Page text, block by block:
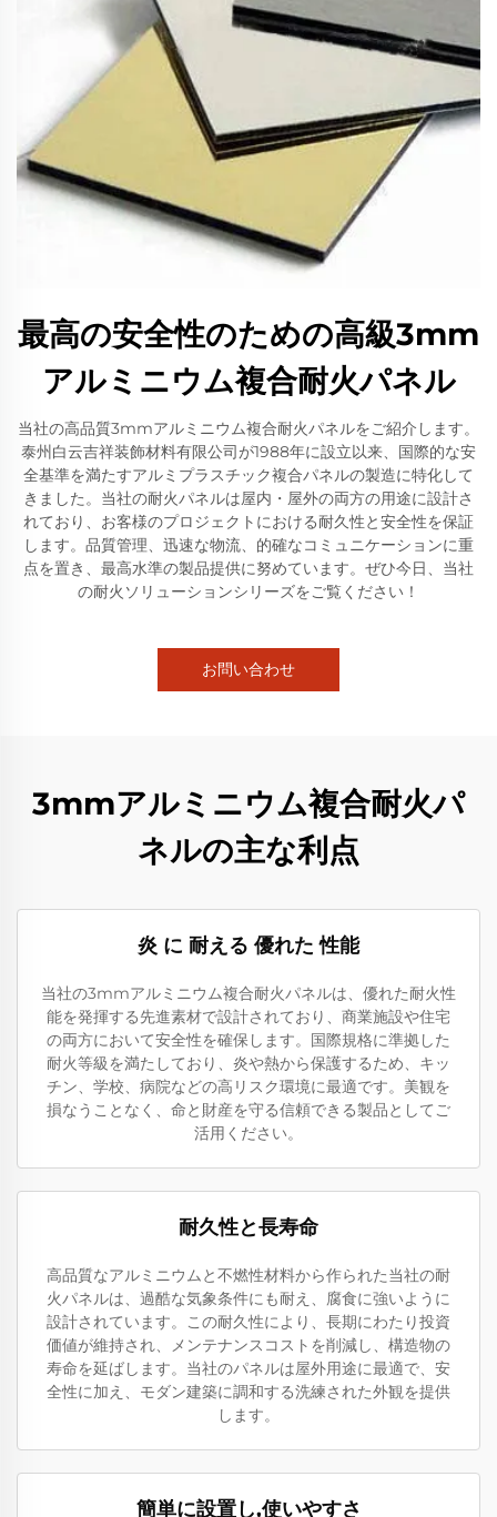
最高の安全性のための高級3mm
アルミニウム複合耐火パネル
当社の高品質3mmアルミニウム複合耐火パネルをご紹介します。
泰州白云吉祥装飾材料有限公司が1988年に設立以来、国際的な安
全基準を満たすアルミプラスチック複合パネルの製造に特化して
きました。当社の耐火パネルは屋内・屋外の両方の用途に設計さ
れており、お客様のプロジェクトにおける耐久性と安全性を保証
します。品質管理、迅速な物流、的確なコミュニケーションに重
点を置き、最高水準の製品提供に努めています。ぜひ今日、当社
の耐火ソリューションシリーズをご覧ください！
お問い合わせ
3mmアルミニウム複合耐火パ
ネルの主な利点
炎 に 耐える 優れた 性能
当社の3mmアルミニウム複合耐火パネルは、優れた耐火性
能を発揮する先進素材で設計されており、商業施設や住宅
の両方において安全性を確保します。国際規格に準拠した
耐火等級を満たしており、炎や熱から保護するため、キッ
チン、学校、病院などの高リスク環境に最適です。美観を
損なうことなく、命と財産を守る信頼できる製品としてご
活用ください。
耐久性と長寿命
高品質なアルミニウムと不燃性材料から作られた当社の耐
火パネルは、過酷な気象条件にも耐え、腐食に強いように
設計されています。この耐久性により、長期にわたり投資
価値が維持され、メンテナンスコストを削減し、構造物の
寿命を延ばします。当社のパネルは屋外用途に最適で、安
全性に加え、モダン建築に調和する洗練された外観を提供
します。
簡単に設置し,使いやすさ